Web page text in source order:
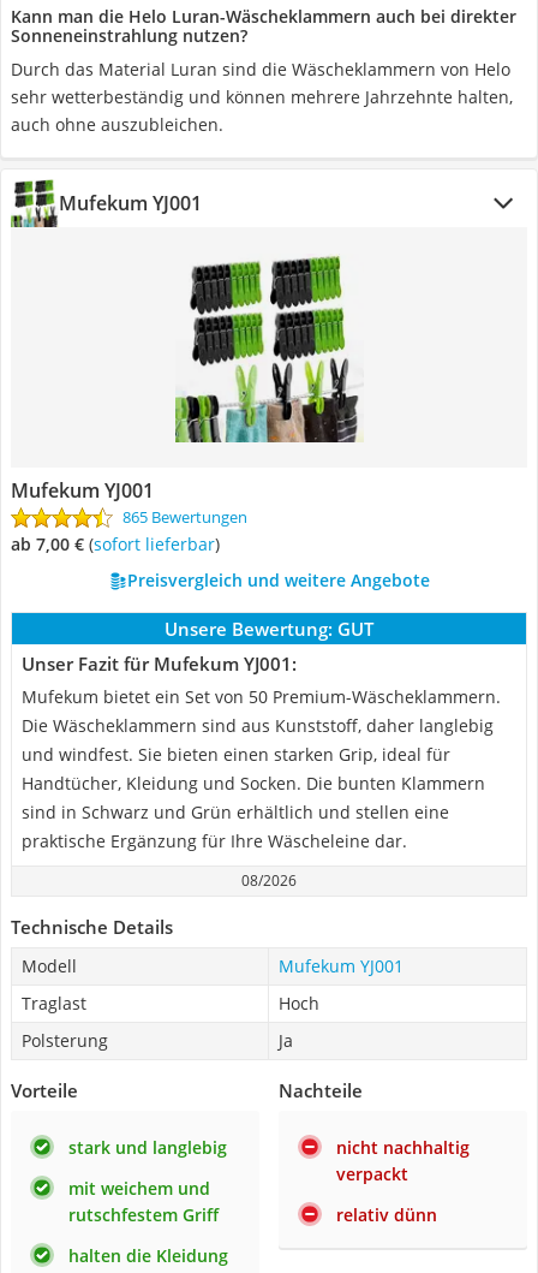
Kann man die Helo Luran-Wäscheklammern auch bei direkter
Sonneneinstrahlung nutzen?
Durch das Material Luran sind die Wäscheklammern von Helo
sehr wetterbeständig und können mehrere Jahrzehnte halten,
auch ohne auszubleichen.
‎Mufekum YJ001
‎Mufekum YJ001
865 Bewertungen
ab 7,00 € ( Sofort lieferbar)
Preisvergleich und weitere Angebote
Unsere Bewertung: GUT
Unser Fazit für ‎Mufekum YJ001:
Mufekum bietet ein Set von 50 Premium-Wäscheklammern.
Die Wäscheklammern sind aus Kunststoff, daher langlebig
und windfest. Sie bieten einen starken Grip, ideal für
Handtücher, Kleidung und Socken. Die bunten Klammern
sind in Schwarz und Grün erhältlich und stellen eine
praktische Ergänzung für Ihre Wäscheleine dar.
08/2026
Technische Details
Modell
‎Mufekum YJ001
Traglast
Hoch
Polsterung
Ja
Vorteile
stark und langlebig
mit weichem und
rutschfestem Griff
halten die Kleidung
Nachteile
nicht nachhaltig
verpackt
relativ dünn